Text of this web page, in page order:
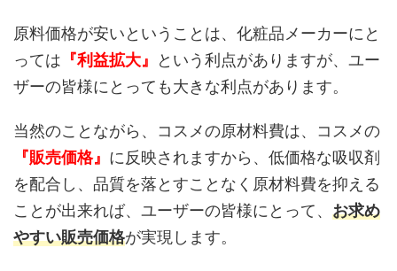
原料価格が安いということは、化粧品メーカーにと
っては 『利益拡大』
という利点がありますが、ユー
ザーの皆様にとっても大きな利点があります。
当然のことながら、コスメの原材料費は、コスメの
『販売価格』 に反映されますから、低価格な吸収剤
を配合し、品質を落とすことなく原材料費を抑える
ことが出来れば、ユーザーの皆様にとって、 お求め
やすい販売価格が実現します。